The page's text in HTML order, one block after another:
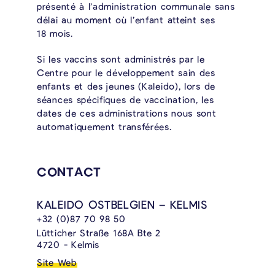
présenté à l’administration communale sans
délai au moment où l’enfant atteint ses
18 mois.
Si les vaccins sont administrés par le
Centre pour le développement sain des
enfants et des jeunes (Kaleido), lors de
séances spécifiques de vaccination, les
dates de ces administrations nous sont
automatiquement transférées.
CONTACT
KALEIDO OSTBELGIEN – KELMIS
+32 (0)87 70 98 50
Lütticher Straße 168A Bte 2
4720 - Kelmis
Site Web